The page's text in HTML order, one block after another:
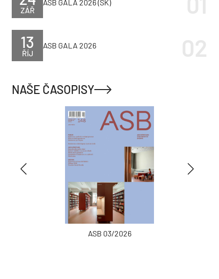
ZÁŘ
ASB GALA 2026 (SK)
ŘÍJ
13 ASB GALA 2026
NAŠE ČASOPISY
ASB 03/2026